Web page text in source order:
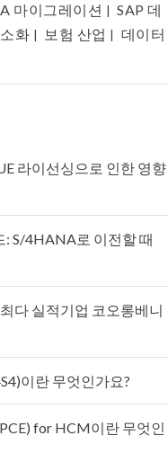
마이그레이션
SAP 데
화 보험 산업
데이터
라이선싱으로 인한 영향
: S/4HANA로 이전할 때
다 실적기업 코오롱베니
이란 무엇인가요?
for HCM이란 무엇인